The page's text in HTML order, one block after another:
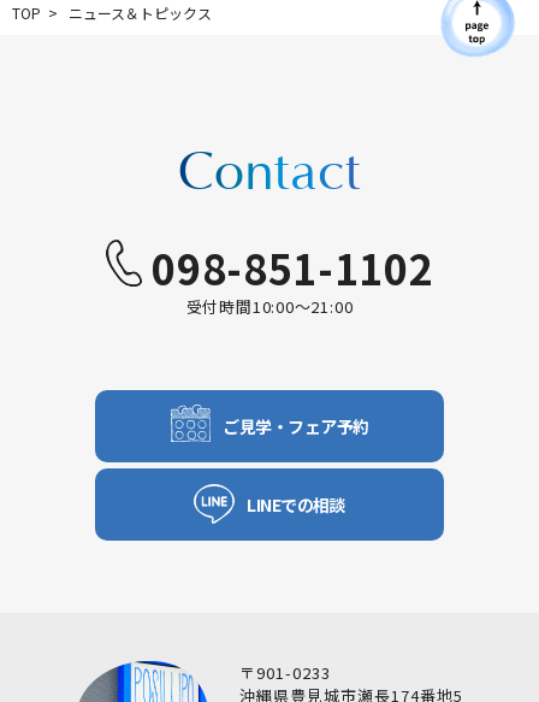
TOP ニュース＆トピックス
Contact
098-851-1102
受付時間10:00〜21:00
ご見学・フェア予約
LINEでの相談
〒901-0233
沖縄県豊見城市瀬長174番地5